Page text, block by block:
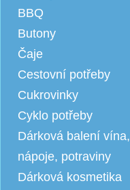
BBQ
Butony
Čaje
Cestovní potřeby
Cukrovinky
Cyklo potřeby
Dárková balení vína,
nápoje, potraviny
Dárková kosmetika